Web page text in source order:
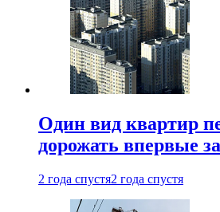
Один вид квартир
дорожать впервые
2 года спустя2 года спустя